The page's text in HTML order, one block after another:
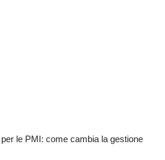
le PMI: come cambia la gestione